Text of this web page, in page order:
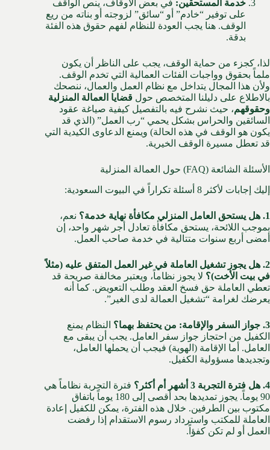
خدمة المستحقين: في بعض الأوقاف، ينص الواقف
على توفير “خادم” أو “سائق” لزوجته أو بناته من ريع
الوقف. هنا يجب العودة للنظام لفهم حقوق هذه الفئة
بدقة.
لذا، كجزء من حماية الوقف، يجب على الناظر أن يكون
ملماً بحقوق وواجبات الفئات العمالية التي تخدم الوقف.
ولأن هذا المجال يتداخل مع نظام العمل والعمال، ننصحك
بالاطلاع على دليلنا المتخصص حول قضايا العمالة المنزلية
وحقوقهم، حيث نشرح فيه بالتفصيل كيفية صياغة عقود
السائقين والحراس بشكل يحمي “رب العمل” (الذي قد
يكون هو الوقف في هذه الحالة) ويمنع الدعاوى الكيدية التي
قد تعطل مسيرة الوقف الخيرية.
الأسئلة الشائعة (FAQ) حول العمالة المنزلية
إليك إجابات لأكثر 8 أسئلة تكراراً في البيوت السعودية:
1. هل يستحق العامل المنزلي مكافأة نهاية خدمة؟
نعم،
بموجب اللائحة، يستحق مكافأة تعادل أجر شهر واحد، إن
أمضى أربع سنوات متتالية في خدمة صاحب العمل.
2. هل يجوز تشغيل العاملة في غير العمل المتفق عليه (مثلاً
في بيت الأخت)؟ لا يجوز نظاماً، ويعتبر مخالفة صريحة قد
تعطي العاملة حق فسخ العقد وطلب التعويض. كما أنه
يعرضك لغرامة “تشغيل العمالة لدى الغير”.
3. جواز السفر والإقامة: من يحتفظ بهما؟
النظام يمنع
الكفيل من احتجاز جواز سفر العامل. يجب أن يبقى مع
العامل. أما الإقامة (الهوية) فيجب أن يحملها العامل،
وتجديدها مسؤولية الكفيل.
4. هل فترة التجربة 3 أشهر أم أكثر؟
فترة التجربة نظاماً هي
90 يوماً. يجوز تمديدها بحد أقصى إلى 180 يوماً باتفاق
مكتوب بين الطرفين. خلال هذه الفترة، يمكن للكفيل إعادة
العاملة للمكتب واسترداد رسوم الاستقدام إذا رفضت
العمل أو لم تكن كفؤاً.